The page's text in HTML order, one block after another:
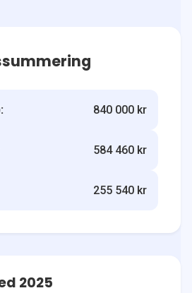
840 000 kr
584 460 kr
255 540 kr
2025